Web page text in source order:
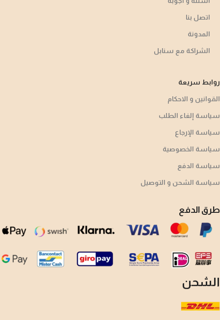
اتصل بنا
المدونة
الشراكة مع سنابل
روابط سريعة
القوانين و الاحكام
سياسة إلغاء الطلب
سياسة الإرجاع
سياسة الخصوصية
سياسة الدفع
سياسة الشحن و التوصيل
طرق الدفع
الشحن